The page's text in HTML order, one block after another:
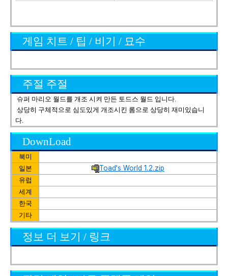
게임 치트 / 팁 / 비기 / 묘수
주절 주절
슈퍼 마리오 월드를 개조 시켜 만든 토드스 월드 입니다.
상당히 구체적으로 심도있게 개조시킨 롬으로 상당히 재미있습니
다.
DownLoad
북미
일본
Toad's World 1.2.zip
유럽
세계
한국
기타
정보 더 보기 / 링크